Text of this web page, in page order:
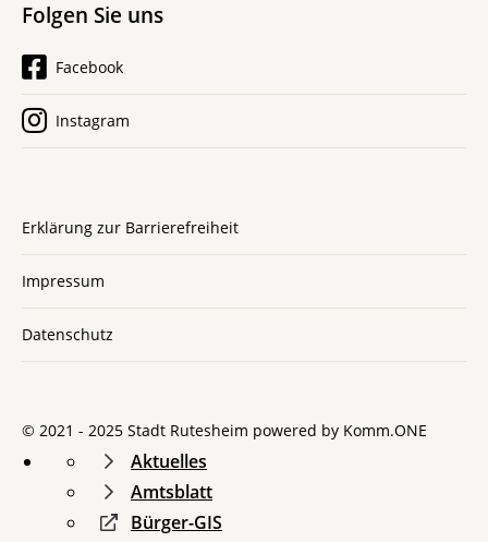
Folgen Sie uns
Facebook
Instagram
Erklärung zur Barrierefreiheit
Impressum
Datenschutz
© 2021 - 2025 Stadt Rutesheim powered by Komm.ONE
Aktuelles
Amtsblatt
Bürger-GIS